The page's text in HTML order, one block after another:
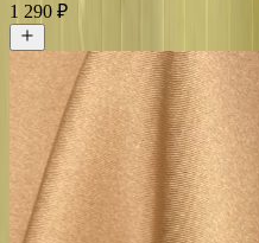
1 290 ₽